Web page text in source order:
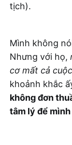
tịch).
Mình không
Nhưng với họ,
cơ mất cả
khoảnh khắc
không đơn
tâm lý để